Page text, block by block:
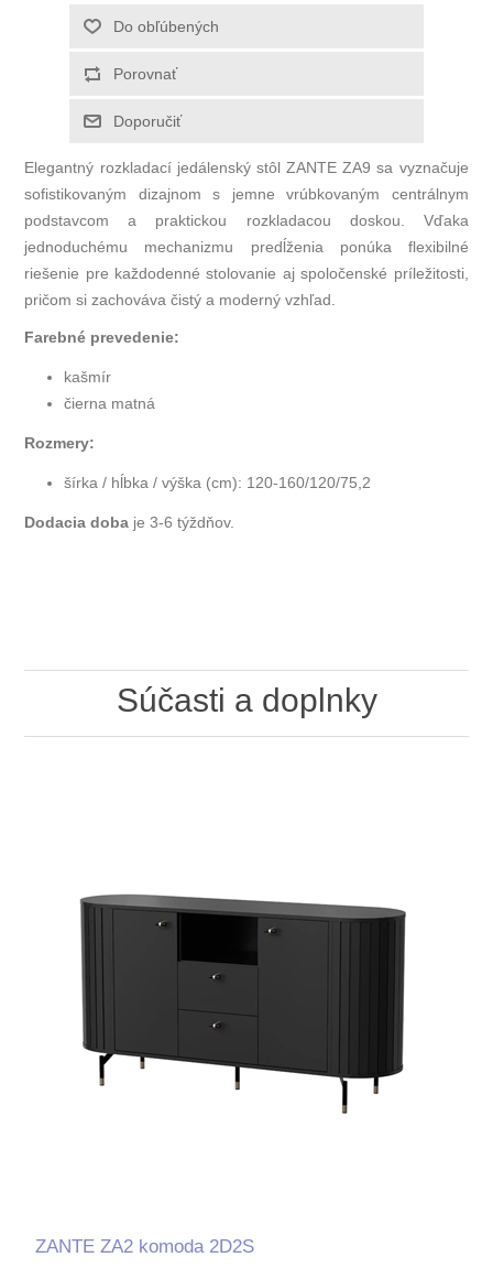
Elegantný rozkladací jedálenský stôl ZANTE ZA9 sa vyznačuje
sofistikovaným dizajnom s jemne vrúbkovaným centrálnym
podstavcom a praktickou rozkladacou doskou. Vďaka
jednoduchému mechanizmu predĺženia ponúka flexibilné
riešenie pre každodenné stolovanie aj spoločenské príležitosti,
pričom si zachováva čistý a moderný vzhľad.
Farebné prevedenie:
kašmír
čierna matná
Rozmery:
šírka / hĺbka / výška (cm): 120-160/120/75,2
Dodacia doba je 3-6 týždňov.
Súčasti a doplnky
ZANTE ZA2 komoda 2D2S